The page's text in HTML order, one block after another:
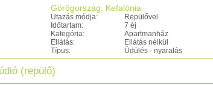
Görögország, Kefalónia
Utazás módja:
Repülővel
Időtartam:
7 éj
Kategória:
Apartmanház
Ellátás:
Ellátás nélkül
Típus:
Üdülés - nyaralás
(repülő)